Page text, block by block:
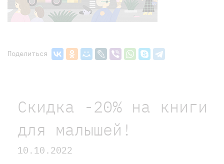
Поделиться
Скидка -20% на книги
для малышей!
10.10.2022